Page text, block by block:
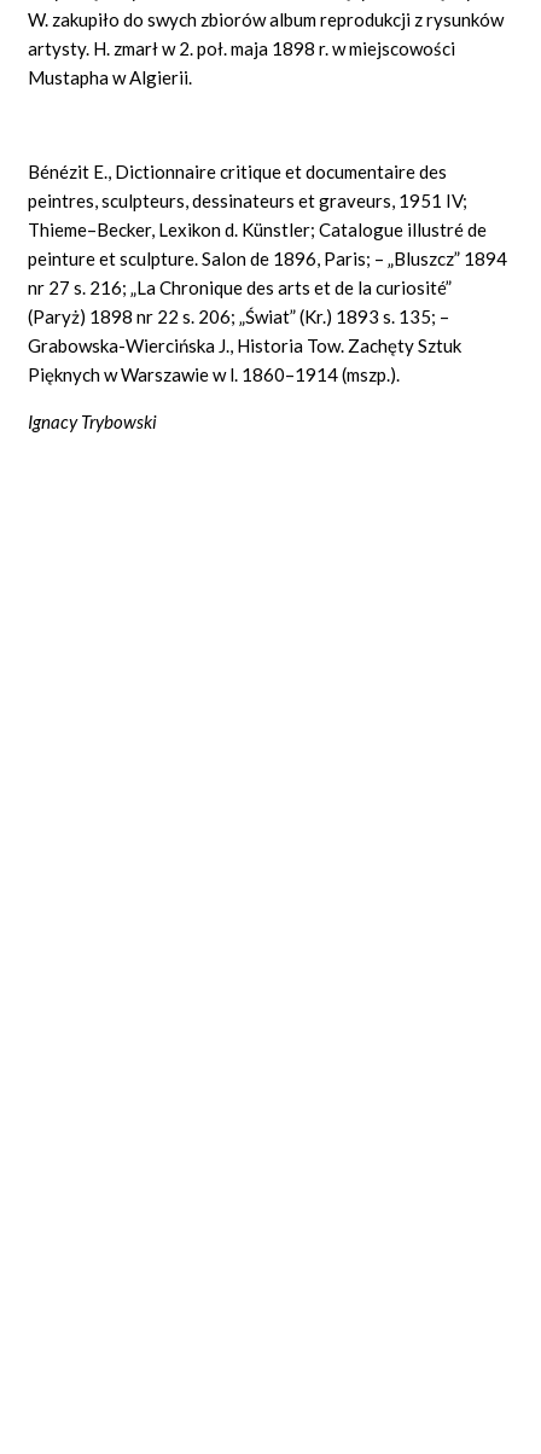
W. zakupiło do swych zbiorów album reprodukcji z rysunków
artysty. H. zmarł w 2. poł. maja 1898 r. w miejscowości
Mustapha w Algierii.
Bénézit E., Dictionnaire critique et documentaire des
peintres, sculpteurs, dessinateurs et graveurs, 1951 IV;
Thieme–Becker, Lexikon d. Künstler; Catalogue illustré de
peinture et sculpture. Salon de 1896, Paris; – „Bluszcz” 1894
nr 27 s. 216; „La Chronique des arts et de la curiosité”
(Paryż) 1898 nr 22 s. 206; „Świat” (Kr.) 1893 s. 135; –
Grabowska-Wiercińska J., Historia Tow. Zachęty Sztuk
Pięknych w Warszawie w l. 1860–1914 (mszp.).
Ignacy Trybowski